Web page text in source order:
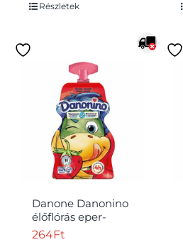
Részletek
Danone Danonino
élőflórás eper-
banánízű joghurt
264Ft